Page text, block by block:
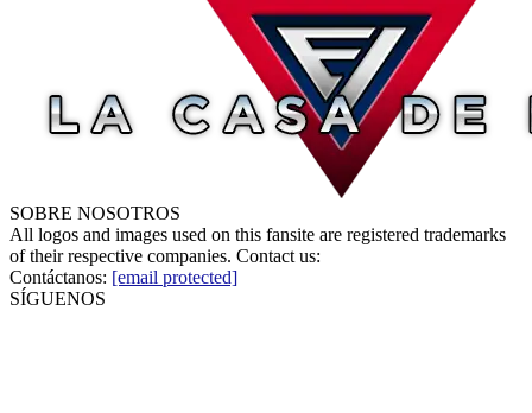
SOBRE NOSOTROS
All logos and images used on this fansite are registered trademarks
of their respective companies. Contact us:
Contáctanos: [email protected]
SÍGUENOS